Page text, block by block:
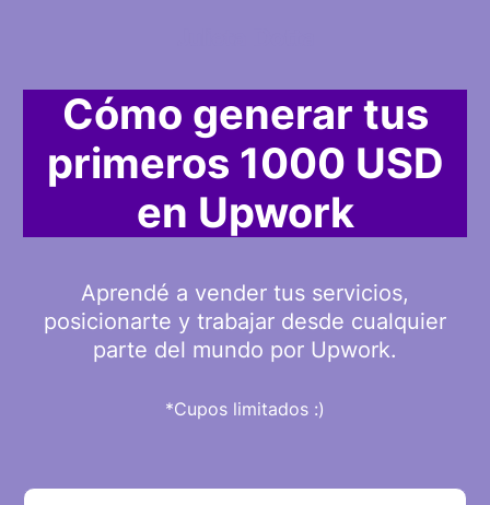
Cómo generar tus
primeros 1000 USD
en Upwork
Aprendé a vender tus servicios,
posicionarte y trabajar desde cualquier
parte del mundo por Upwork.
*Cupos limitados :)